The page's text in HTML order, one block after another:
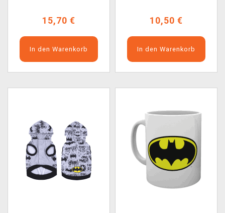
15,70 €
In den Warenkorb
10,50 €
In den Warenkorb